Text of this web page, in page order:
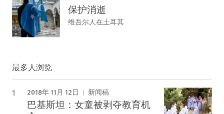
保护消逝
维吾尔人在土耳其
最多人浏览
2018年 11月 12日 新闻稿
巴基斯坦：女童被剥夺教育机